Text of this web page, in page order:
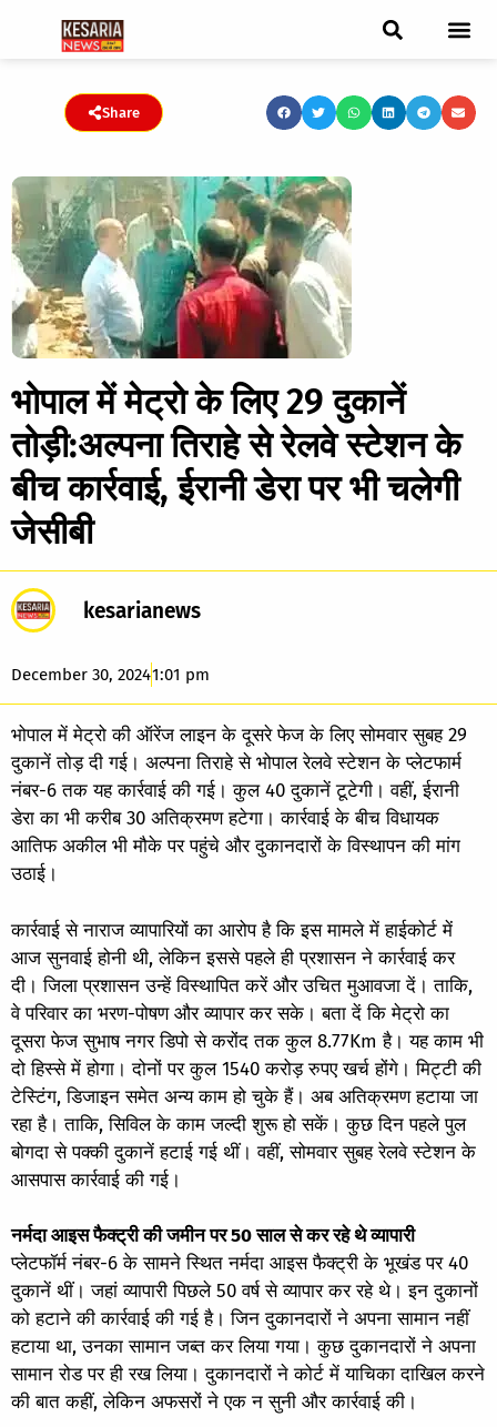
Share
भोपाल में मेट्रो के लिए 29 दुकानें
तोड़ी:अल्पना तिराहे से रेलवे स्टेशन के
बीच कार्रवाई, ईरानी डेरा पर भी चलेगी
जेसीबी
kesarianews
December 30, 20241:01 pm
भोपाल में मेट्रो की ऑरेंज लाइन के दूसरे फेज के लिए सोमवार सुबह 29
दुकानें तोड़ दी गई। अल्पना तिराहे से भोपाल रेलवे स्टेशन के प्लेटफार्म
नंबर-6 तक यह कार्रवाई की गई। कुल 40 दुकानें टूटेगी। वहीं, ईरानी
डेरा का भी करीब 30 अतिक्रमण हटेगा। कार्रवाई के बीच विधायक
आतिफ अकील भी मौके पर पहुंचे और दुकानदारों के विस्थापन की मांग
उठाई।
कार्रवाई से नाराज व्यापारियों का आरोप है कि इस मामले में हाईकोर्ट में
आज सुनवाई होनी थी, लेकिन इससे पहले ही प्रशासन ने कार्रवाई कर
दी। जिला प्रशासन उन्हें विस्थापित करें और उचित मुआवजा दें। ताकि,
वे परिवार का भरण-पोषण और व्यापार कर सके। बता दें कि मेट्रो का
दूसरा फेज सुभाष नगर डिपो से करोंद तक कुल 8.77Km है। यह काम भी
दो हिस्से में होगा। दोनों पर कुल 1540 करोड़ रुपए खर्च होंगे। मिट्टी की
टेस्टिंग, डिजाइन समेत अन्य काम हो चुके हैं। अब अतिक्रमण हटाया जा
रहा है। ताकि, सिविल के काम जल्दी शुरू हो सकें। कुछ दिन पहले पुल
बोगदा से पक्की दुकानें हटाई गई थीं। वहीं, सोमवार सुबह रेलवे स्टेशन के
आसपास कार्रवाई की गई।
नर्मदा आइस फैक्ट्री की जमीन पर 50 साल से कर रहे थे व्यापारी
प्लेटफॉर्म नंबर-6 के सामने स्थित नर्मदा आइस फैक्ट्री के भूखंड पर 40
दुकानें थीं। जहां व्यापारी पिछले 50 वर्ष से व्यापार कर रहे थे। इन दुकानों
को हटाने की कार्रवाई की गई है। जिन दुकानदारों ने अपना सामान नहीं
हटाया था, उनका सामान जब्त कर लिया गया। कुछ दुकानदारों ने अपना
सामान रोड पर ही रख लिया। दुकानदारों ने कोर्ट में याचिका दाखिल करने
की बात कहीं, लेकिन अफसरों ने एक न सुनी और कार्रवाई की।